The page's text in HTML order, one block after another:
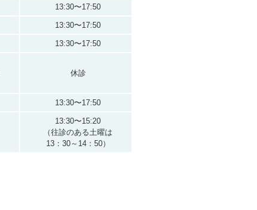
13:30〜17:50
13:30〜17:50
13:30〜17:50
休診
13:30〜17:50
13:30〜15:20
（往診のある土曜は
13：30～14：50）